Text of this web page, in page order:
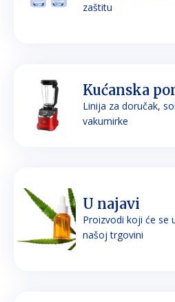
zaštitu
Kućanska
Linija za doručak,
vakumirke
U najavi
Proizvodi koji će se
našoj trgovini